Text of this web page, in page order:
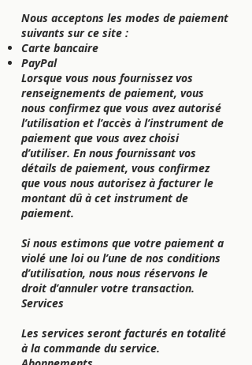
Nous acceptons les modes de paiement
suivants sur ce site :
Carte bancaire
PayPal
Lorsque vous nous fournissez vos
renseignements de paiement, vous
nous confirmez que vous avez autorisé
l’utilisation et l’accès à l’instrument de
paiement que vous avez choisi
d’utiliser. En nous fournissant vos
détails de paiement, vous confirmez
que vous nous autorisez à facturer le
montant dû à cet instrument de
paiement.
Si nous estimons que votre paiement a
violé une loi ou l’une de nos conditions
d’utilisation, nous nous réservons le
droit d’annuler votre transaction.
Services
Les services seront facturés en totalité
à la commande du service.